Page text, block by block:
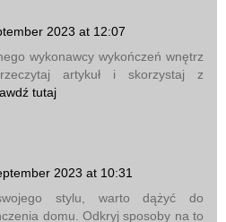
2023 at 12:07
wykonawcy wykończeń wnętrz
artykuł i skorzystaj z
tutaj
2023 at 10:31
stylu, warto dążyć do
domu. Odkryj sposoby na to